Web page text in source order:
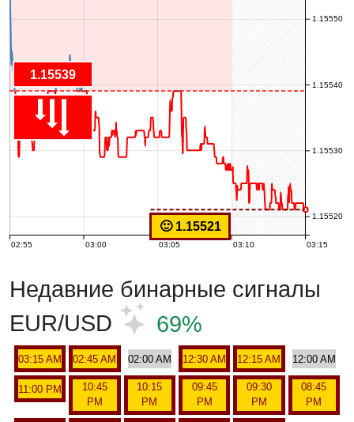
02:55 03:00 03:05 03:10 03:15
1.15520
1.15530
1.15540
1.15550
1.15539
🙂 1.15521
Недавние бинарные сигналы
EUR/USD
69%
03:15 AM 02:45 AM 02:00 AM 12:30 AM 12:15 AM 12:00 AM
11:00 PM
10:45
PM
10:15
PM
09:45
PM
09:30
PM
08:45
PM